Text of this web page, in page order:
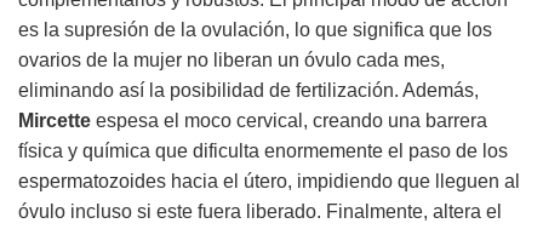
es la supresión de la ovulación, lo que significa que los
ovarios de la mujer no liberan un óvulo cada mes,
eliminando así la posibilidad de fertilización. Además,
Mircette espesa el moco cervical, creando una barrera
física y química que dificulta enormemente el paso de los
espermatozoides hacia el útero, impidiendo que lleguen al
óvulo incluso si este fuera liberado. Finalmente, altera el